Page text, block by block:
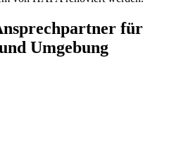
für
Umgebung